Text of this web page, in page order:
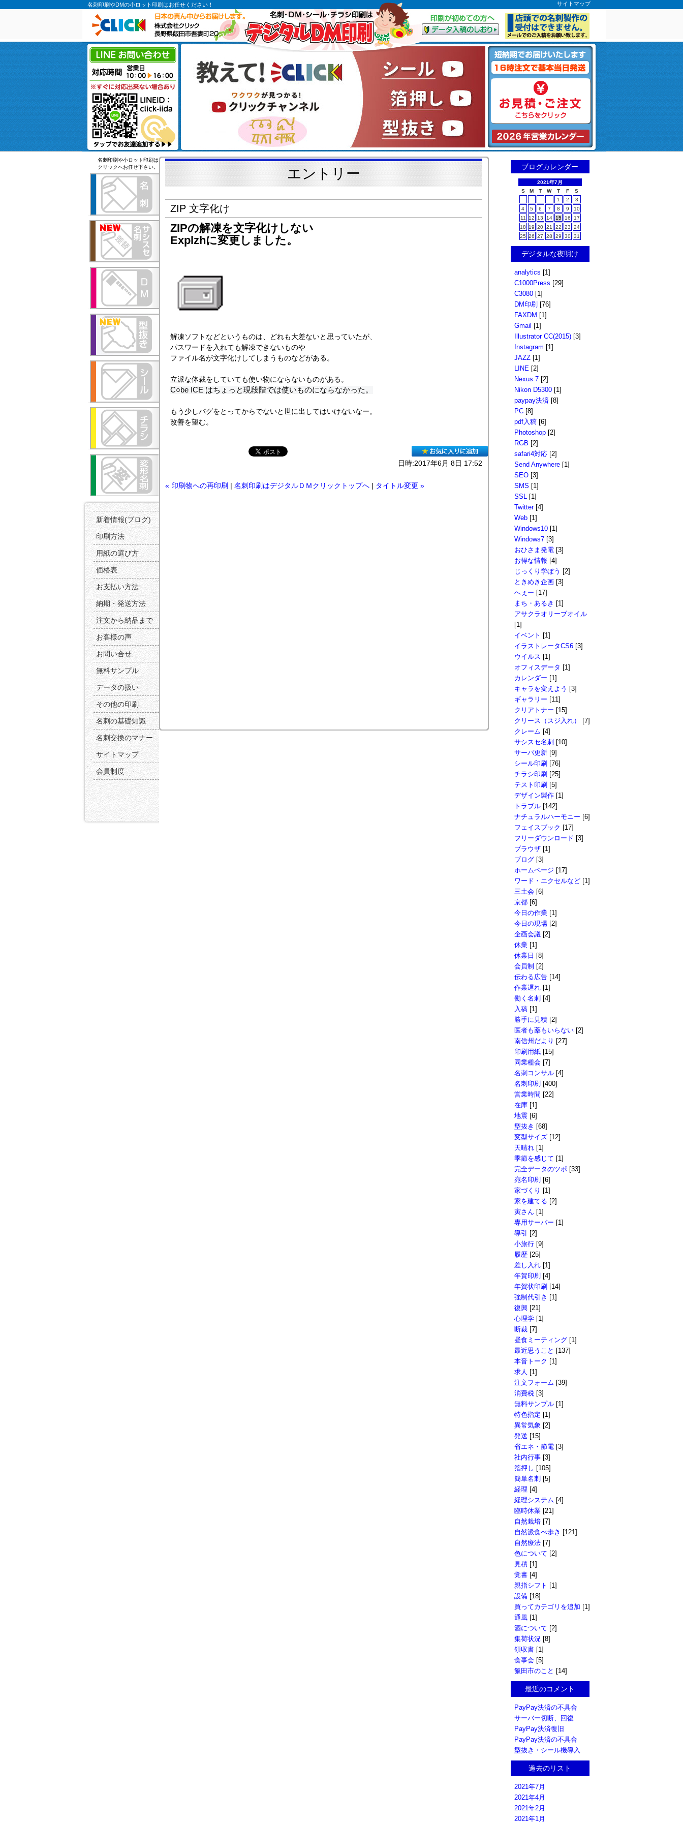
名刺印刷やDMの小ロット印刷はお任せください！ サイトマップ
名刺印刷が初めての方
注文お見積もりはこちらから
名刺印刷や小ロット印刷は
クリックへお任せ下さい。
新着情報(ブログ)
印刷方法
用紙の選び方
価格表
お支払い方法
納期・発送方法
注文から納品まで
お客様の声
お問い合せ
無料サンプル
データの扱い
その他の印刷
名刺の基礎知識
名刺交換のマナー
サイトマップ
会員制度
エントリー
ZIP 文字化け
ZIPの解凍を文字化けしない
Explzhに変更しました。
解凍ソフトなどというものは、どれも大差ないと思っていたが、
パスワードを入れても解凍できないものや
ファイル名が文字化けしてしまうものなどがある。
立派な体裁をしていても使い物にならないものがある。
C○be ICE はちょっと現段階では使いものにならなかった。
もう少しバグをとってからでないと世に出してはいけないなー。
改善を望む。
日時:2017年6月 8日 17:52
« 印刷物への再印刷 | 名刺印刷はデジタルＤＭクリックトップへ | タイトル変更 »
ブログカレンダー
2021年7月
S
M T W T F
S
1
2
3
4
5 6 7 8 9
10
11
12 13 14 15 16
17
18
19 20 21 22 23
24
25 26 27 28 29 30 31
デジタルな夜明け
analytics [1]
C1000Press [29]
C3080 [1]
DM印刷 [76]
FAXDM [1]
Gmail
[1]
Illustrator CC(2015) [3]
Instagram [1]
JAZZ [1]
LINE [2]
Nexus 7 [2]
Nikon D5300 [1]
paypay決済 [8]
PC [8]
pdf入稿 [6]
Photoshop [2]
RGB [2]
safari4対応 [2]
Send Anywhere [1]
SEO [3]
SMS [1]
SSL [1]
Twitter [4]
Web [1]
Windows10 [1]
Windows7 [3]
おひさま発電 [3]
お得な情報 [4]
じっくり学ぼう [2]
ときめき企画 [3]
へぇー [17]
まち・あるき [1]
アサクラオリーブオイル
[1]
イベント [1]
イラストレータCS6 [3]
ウイルス [1]
オフィスデータ [1]
カレンダー [1]
キャラを変えよう [3]
ギャラリー [11]
クリアトナー [15]
クリース（スジ入れ）
[7]
クレーム [4]
サシスセ名刺 [10]
サーバ更新 [9]
シール印刷 [76]
チラシ印刷 [25]
テスト印刷 [5]
デザイン製作 [1]
トラブル [142]
ナチュラルハーモニー [6]
フェイスブック [17]
フリーダウンロード [3]
ブラウザ [1]
ブログ [3]
ホームページ [17]
ワード・エクセルなど [1]
三土会 [6]
京都 [6]
今日の作業 [1]
今日の現場 [2]
企画会議 [2]
休業 [1]
休業日 [8]
会員制 [2]
伝わる広告 [14]
作業遅れ [1]
働く名刺 [4]
入稿 [1]
勝手に見積 [2]
医者も薬もいらない [2]
南信州だより [27]
印刷用紙 [15]
同業種会 [7]
名刺コンサル [4]
名刺印刷 [400]
営業時間 [22]
在庫 [1]
地震 [6]
型抜き [68]
変型サイズ [12]
天晴れ [1]
季節を感じて [1]
完全データのツポ [33]
宛名印刷 [6]
家づくり [1]
家を建てる [2]
寅さん [1]
専用サーバー [1]
導引
[2]
小旅行 [9]
履歴 [25]
差し入れ [1]
年賀印刷 [4]
年賀状印刷 [14]
強制代引き [1]
復興 [21]
心理学 [1]
断裁 [7]
昼食ミーティング [1]
最近思うこと [137]
本音トーク [1]
求人 [1]
注文フォーム [39]
消費税 [3]
無料サンプル [1]
特色指定 [1]
異常気象 [2]
発送 [15]
省エネ・節電 [3]
社内行事 [3]
箔押し [105]
簡単名刺 [5]
経理 [4]
経理システム [4]
臨時休業 [21]
自然栽培 [7]
自然派食べ歩き [121]
自然療法 [7]
色について [2]
見積 [1]
覚書 [4]
親指シフト [1]
設備 [18]
買ってカテゴリを追加 [1]
通風 [1]
酒について [2]
集荷状況 [8]
領収書 [1]
食事会 [5]
飯田市のこと [14]
最近のコメント
PayPay決済の不具合
サーバー切断、回復
PayPay決済復旧
PayPay決済の不具合
型抜き・シール機導入
過去のリスト
2021年7月
2021年4月
2021年2月
2021年1月